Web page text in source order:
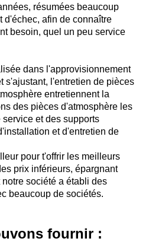
résumées beaucoup
d'échec, afin de connaître
besoin, quel un peu service
dans l'approvisionnement
s'ajustant, l'entretien de pièces
entretiennent la
des pièces d'atmosphère les
et des supports
et d'entretien de
pour t'offrir les meilleurs
prix inférieurs, épargnant
société a établi des
beaucoup de sociétés.
fournir :